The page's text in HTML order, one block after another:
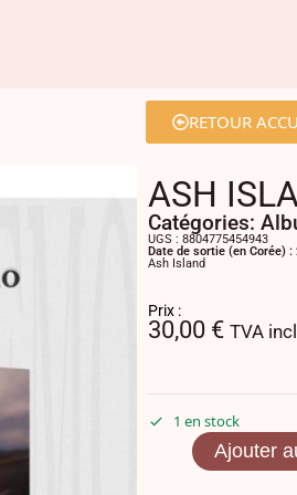
RETOUR
ASH
Catégories:
UGS : 8804775454943
Date de sortie (en Corée) :
Ash Island
Prix :
30,00 € TVA
1 en stock
Ajouter